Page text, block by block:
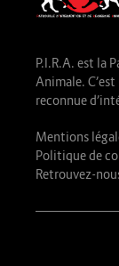
P.I.R.A. est la
Animale.
reconnue
Mentions
Politique de
Retrouvez-